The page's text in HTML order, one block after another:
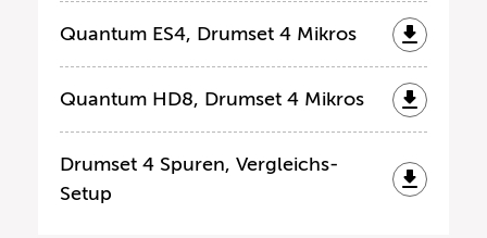
Quantum ES4, Drumset 4 Mikros
Quantum HD8, Drumset 4 Mikros
Drumset 4 Spuren, Vergleichs-
Setup